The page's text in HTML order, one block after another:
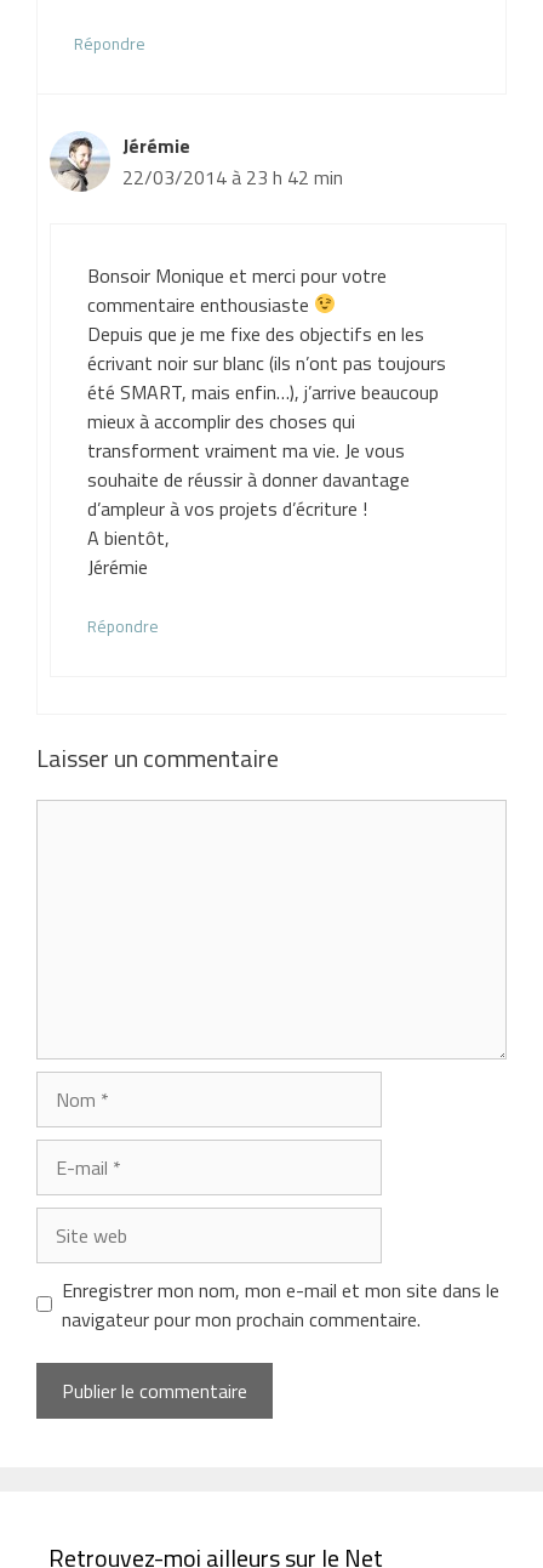
Répondre
Jérémie
22/03/2014 à 23 h 42 min
Bonsoir Monique et merci pour votre
commentaire enthousiaste
Depuis que je me fixe des objectifs en les
écrivant noir sur blanc (ils n’ont pas toujours
été SMART, mais enfin…), j’arrive beaucoup
mieux à accomplir des choses qui
transforment vraiment ma vie. Je vous
souhaite de réussir à donner davantage
d’ampleur à vos projets d’écriture !
A bientôt,
Jérémie
Répondre
Laisser un commentaire
mail
web
Enregistrer mon nom, mon e-mail et mon site dans le
navigateur pour mon prochain commentaire.
Retrouvez-moi ailleurs sur le Net